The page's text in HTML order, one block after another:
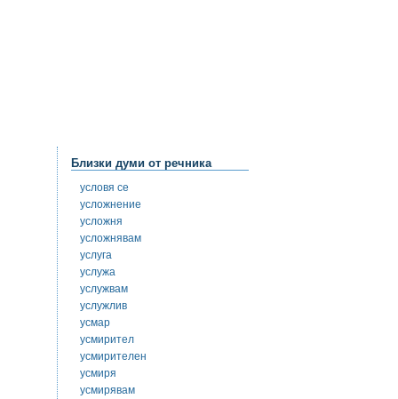
Близки думи от речника
условя се
усложнение
усложня
усложнявам
услуга
услужа
услужвам
услужлив
усмар
усмирител
усмирителен
усмиря
усмирявам